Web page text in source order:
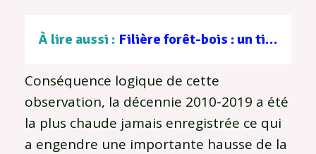
À lire aussi : Filière forêt-bois : un tissu d’entreprises au service d’une gestion durable
Conséquence logique de cette
observation, la décennie 2010-2019 a été
la plus chaude jamais enregistrée ce qui
a engendre une importante hausse de la